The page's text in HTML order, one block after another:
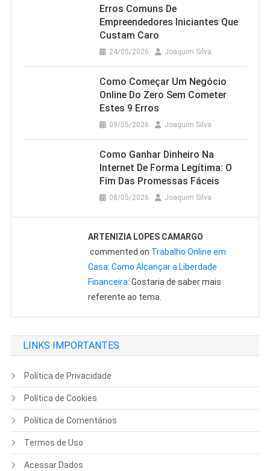
Erros Comuns De
Empreendedores Iniciantes Que
Custam Caro
24/05/2026 Joaquim Silva
Como Começar Um Negócio
Online Do Zero Sem Cometer
Estes 9 Erros
09/05/2026 Joaquim Silva
Como Ganhar Dinheiro Na
Internet De Forma Legítima: O
Fim Das Promessas Fáceis
08/05/2026 Joaquim Silva
ARTENIZIA LOPES CAMARGO
commented on Trabalho Online em
Casa: Como Alcançar a Liberdade
Financeira: Gostaria de saber mais
referente ao tema.
LINKS IMPORTANTES
Política de Privacidade
Política de Cookies
Política de Comentários
Termos de Uso
Acessar Dados